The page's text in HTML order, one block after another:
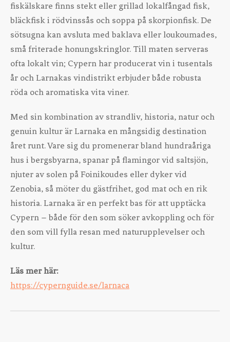
fiskälskare finns stekt eller grillad lokalfångad fisk,
bläckfisk i rödvinssås och soppa på skorpionfisk. De
sötsugna kan avsluta med baklava eller loukoumades,
små friterade honungskringlor. Till maten serveras
ofta lokalt vin; Cypern har producerat vin i tusentals
år och Larnakas vindistrikt erbjuder både robusta
röda och aromatiska vita viner.
Med sin kombination av strandliv, historia, natur och
genuin kultur är Larnaka en mångsidig destination
året runt. Vare sig du promenerar bland hundraåriga
hus i bergsbyarna, spanar på flamingor vid saltsjön,
njuter av solen på Foinikoudes eller dyker vid
Zenobia, så möter du gästfrihet, god mat och en rik
historia. Larnaka är en perfekt bas för att upptäcka
Cypern – både för den som söker avkoppling och för
den som vill fylla resan med naturupplevelser och
kultur.
Läs mer här:
https://cypernguide.se/larnaca